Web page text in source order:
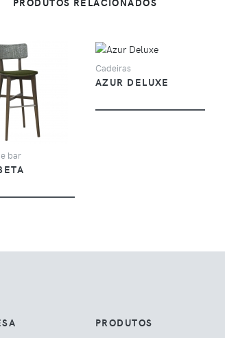
VER
bar
VER
Cadeiras
AZUR DELUXE
PRODUTOS